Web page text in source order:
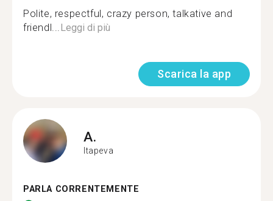
Polite, respectful, crazy person, talkative and
friendl...Leggi di più
Scarica la app
A.
Itapeva
PARLA CORRENTEMENTE